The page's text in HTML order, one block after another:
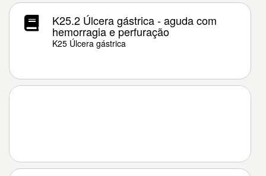
K25.2 Úlcera gástrica - aguda com
hemorragia e perfuração
K25 Úlcera gástrica